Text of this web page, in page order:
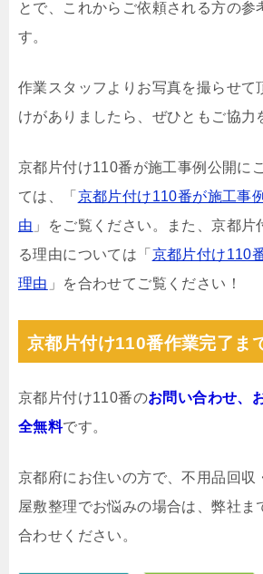
とで、これからご依頼される方の参
す。
作業スタッフよりお写真を撮らせて
けがありましたら、ぜひともご協力
京都片付け110番が施工事例公開に
ては、「 京都片付け110番が施工事
由 」をご覧ください。また、京都
る理由については「 京都片付け110
理由 」を合わせてご覧ください！
京都片付け110番作業完了ま
京都片付け110番のお問い合わせ、
全無料です。
京都府にお住いの方で、不用品回収
屋敷整理でお悩みの場合は、弊社ま
合わせください。